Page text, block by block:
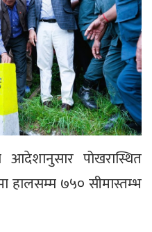
पोखरास्थित
हालसम्म ७५० सीमास्तम्भ